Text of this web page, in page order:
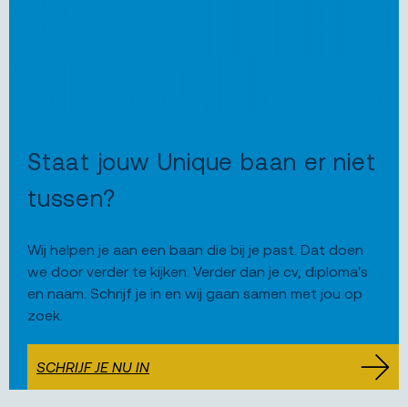
Staat jouw Unique baan er niet
tussen?
Wij helpen je aan een baan die bij je past. Dat doen
we door verder te kijken. Verder dan je cv, diploma's
en naam. Schrijf je in en wij gaan samen met jou op
zoek.
SCHRIJF JE NU IN